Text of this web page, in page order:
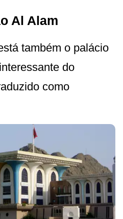
Al Alam
também o palácio
do
como